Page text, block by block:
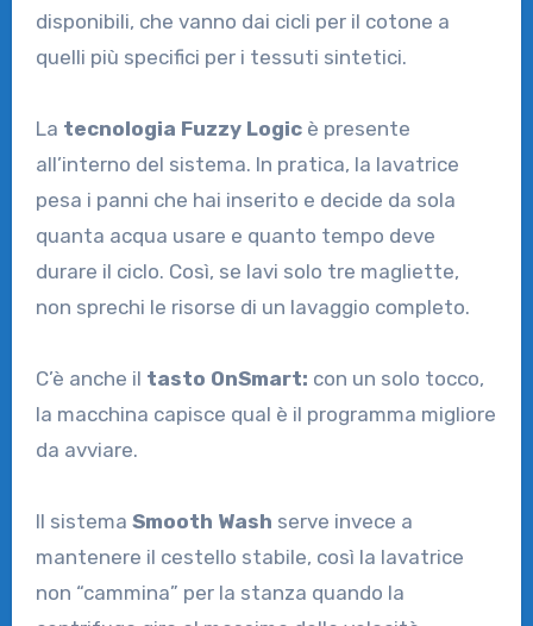
disponibili, che vanno dai cicli per il cotone a
quelli più specifici per i tessuti sintetici.
La tecnologia Fuzzy Logicè presente
all’interno del sistema. In pratica, la lavatrice
pesa i panni che hai inserito e decide da sola
quanta acqua usare e quanto tempo deve
durare il ciclo. Così, se lavi solo tre magliette,
non sprechi le risorse di un lavaggio completo.
C’è anche il tasto OnSmart: con un solo tocco,
la macchina capisce qual è il programma migliore
da avviare.
Il sistema Smooth Wash serve invece a
mantenere il cestello stabile, così la lavatrice
non “cammina” per la stanza quando la